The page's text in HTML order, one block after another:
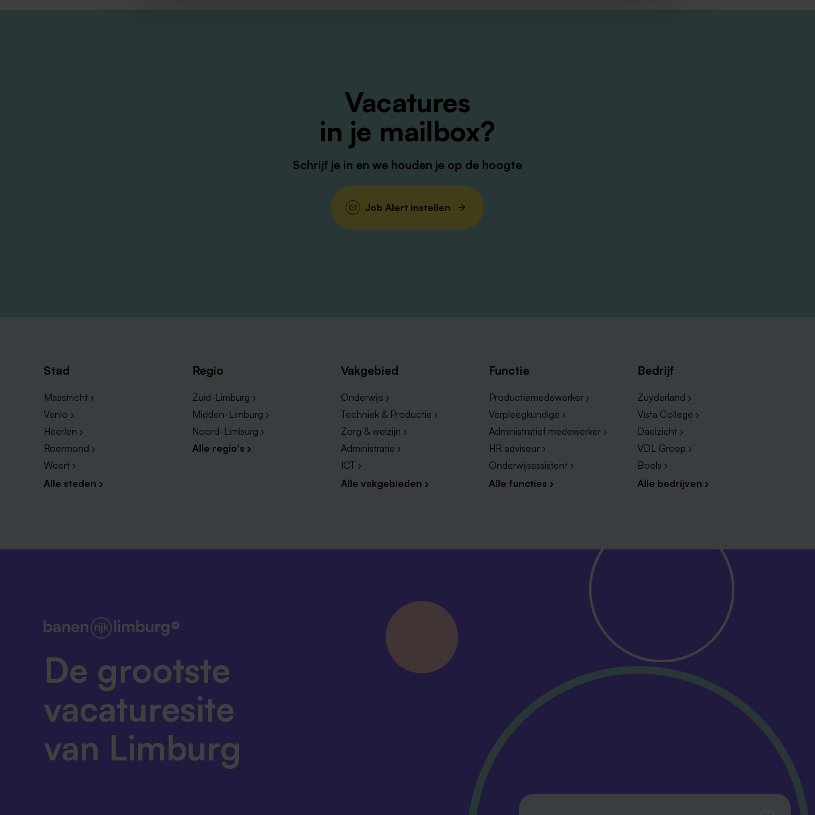
Vacatures
in je mailbox?
Schrijf je in en we houden je op de hoogte
Job Alert instellen
Stad
Maastricht ›
Venlo ›
Heerlen ›
Roermond ›
Weert ›
Alle steden ›
Regio
Zuid-Limburg ›
Midden-Limburg ›
Noord-Limburg ›
Alle regio's ›
Vakgebied
Onderwijs ›
Techniek & Productie ›
Zorg & welzijn ›
Administratie ›
ICT ›
Alle vakgebieden ›
Functie
Productiemedewerker ›
Verpleegkundige ›
Administratief medewerker ›
HR adviseur ›
Onderwijsassistent ›
Alle functies ›
Bedrijf
Zuyderland ›
Vista College ›
Daelzicht ›
VDL Groep ›
Boels ›
Alle bedrijven ›
De grootste
vacaturesite
van Limburg